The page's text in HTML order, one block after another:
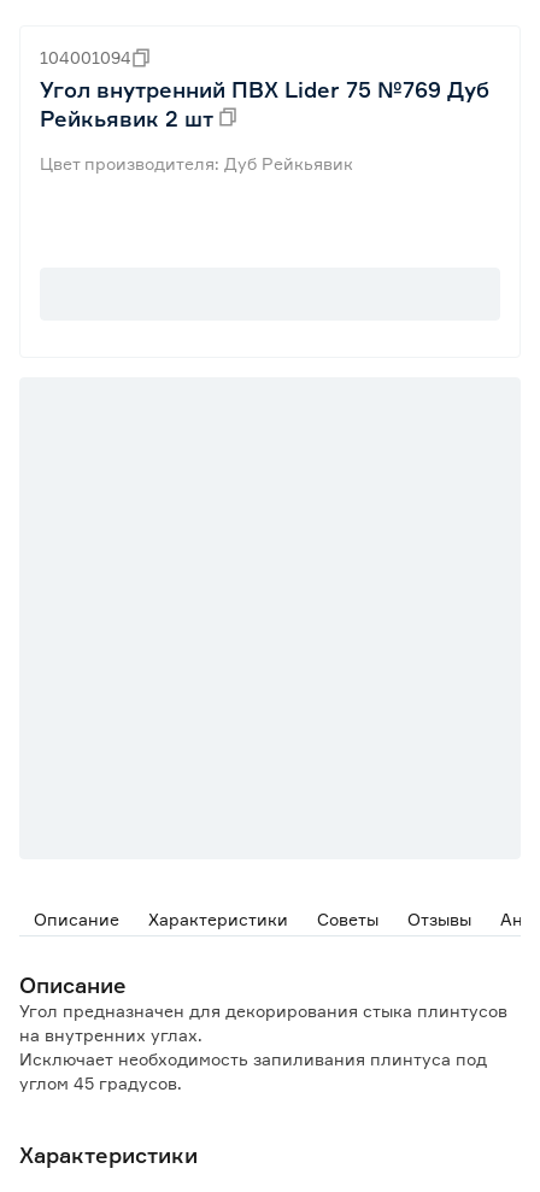
104001094
Угол внутренний ПВХ Lider 75 №769 Дуб
Рейкьявик 2 шт
Цвет производителя: Дуб Рейкьявик
Описание Характеристики Советы Отзывы
Описание
Угол предназначен для декорирования стыка плинтусов
на внутренних углах.
Исключает необходимость запиливания плинтуса под
углом 45 градусов.
Характеристики